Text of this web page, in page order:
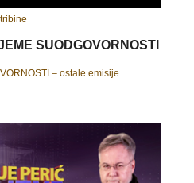
SUODGOVORNOSTI
– ostale emisije